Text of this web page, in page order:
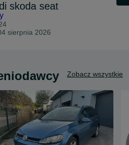
skoda seat
sierpnia 2026
Zobacz wszystkie